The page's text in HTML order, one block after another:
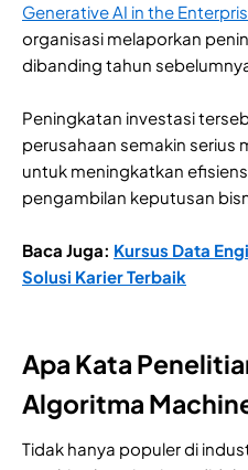
Generative AI in the
organisasi melaporkan
dibanding tahun
Peningkatan investasi
perusahaan semakin serius
untuk meningkatkan
pengambilan keputusan
Baca Juga: Kursus Data
Solusi Karier Terbaik
Apa Kata
Algoritma
Tidak hanya populer di